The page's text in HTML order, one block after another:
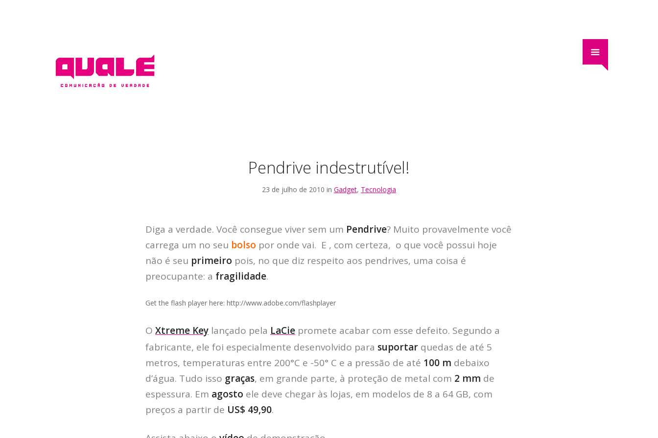
Pendrive indestrutível!
23 de julho de 2010 in Gadget, Tecnologia
Diga a verdade. Você consegue viver sem um Pendrive? Muito provavelmente você
carrega um no seu bolso por onde vai. E , com certeza, o que você possui hoje
não é seu primeiro pois, no que diz respeito aos pendrives, uma coisa é
preocupante: a fragilidade.
Get the flash player here: http://www.adobe.com/flashplayer
O Xtreme Key lançado pela LaCie promete acabar com esse defeito. Segundo a
fabricante, ele foi especialmente desenvolvido para suportar quedas de até 5
metros, temperaturas entre 200°C e -50° C e a pressão de até 100 m debaixo
d’água. Tudo isso graças, em grande parte, à proteção de metal com 2 mm de
espessura. Em agosto ele deve chegar às lojas, em modelos de 8 a 64 GB, com
preços a partir de US$ 49,90.